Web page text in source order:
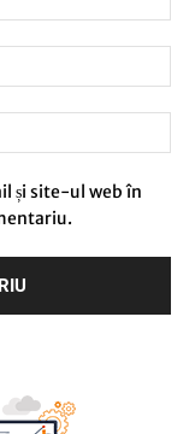
și site-ul web în